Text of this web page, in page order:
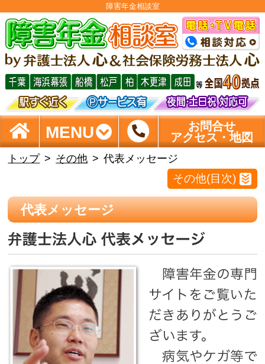
障害年金相談室
MENU
お問合せ
アクセス・地図
トップ その他 代表メッセージ
その他(目次)
代表メッセージ